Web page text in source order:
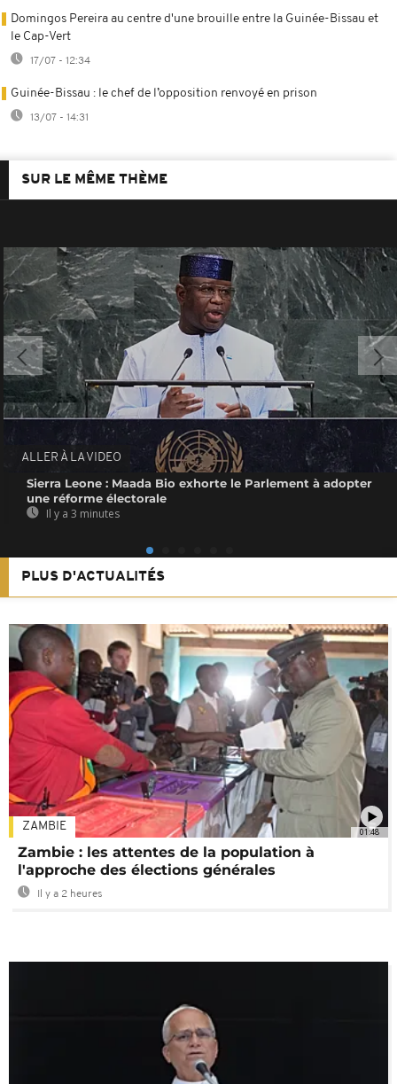
Domingos Pereira au centre d'une brouille entre la Guinée-Bissau et
le Cap-Vert
17/07 - 12:34
Guinée-Bissau : le chef de l’opposition renvoyé en prison
13/07 - 14:31
SUR LE MÊME THÈME
ALLER À LA VIDEO
Sierra Leone : Maada Bio exhorte le Parlement à adopter
une réforme électorale
Il y a 3 minutes
PLUS D'ACTUALITÉS
01:48
ZAMBIE
Zambie : les attentes de la population à
l'approche des élections générales
Il y a 2 heures